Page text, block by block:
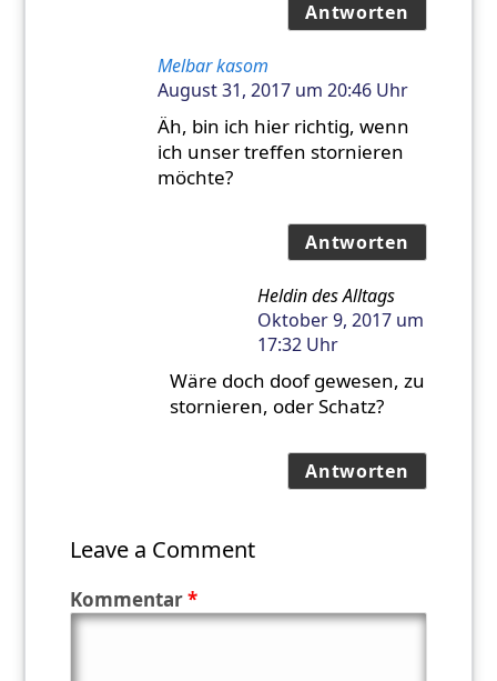
Antworten
Melbar kasom
August 31, 2017 um 20:46 Uhr
Äh, bin ich hier richtig, wenn
ich unser treffen stornieren
möchte?
Antworten
Heldin des Alltags
Oktober 9, 2017 um
17:32 Uhr
Wäre doch doof gewesen, zu
stornieren, oder Schatz?
Antworten
Leave a Comment
Kommentar*